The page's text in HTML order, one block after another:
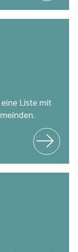
Liste mit